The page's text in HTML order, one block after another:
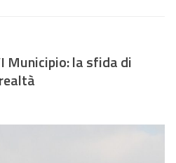
Municipio: la sfida di